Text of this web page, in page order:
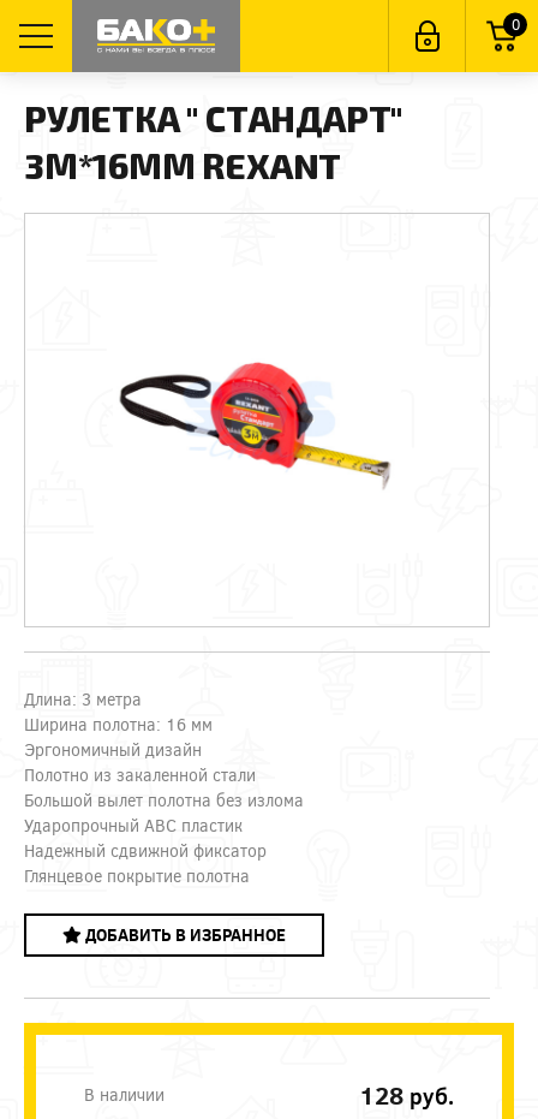
0
РУЛЕТКА " СТАНДАРТ"
3М*16ММ REXANT
Длина: 3 метра
Ширина полотна: 16 мм
Эргономичный дизайн
Полотно из закаленной стали
Большой вылет полотна без излома
Ударопрочный ABC пластик
Надежный сдвижной фиксатор
Глянцевое покрытие полотна
ДОБАВИТЬ В ИЗБРАННОЕ
В наличии 128 руб.